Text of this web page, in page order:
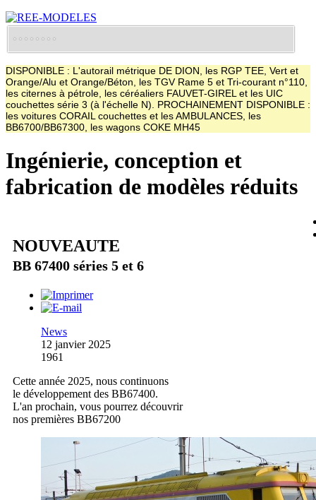
DISPONIBLE : L'autorail métrique DE DION, les RGP TEE, Vert et
Orange/Alu et Orange/Béton, les TGV Rame 5 et Tri-courant n°110,
les citernes à pétrole, les céréaliers FAUVET-GIREL et les UIC
couchettes série 3 (à l'échelle N). PROCHAINEMENT DISPONIBLE :
les voitures CORAIL couchettes et les AMBULANCES, les
BB6700/BB67300, les wagons COKE MH45
Ingénierie, conception et
fabrication de modèles réduits
NOUVEAUTE
BB 67400 séries 5 et 6
News
12 janvier 2025
1961
Cette année 2025, nous continuons
le développement des BB67400.
L'an prochain, vous pourrez découvrir
nos premières BB67200